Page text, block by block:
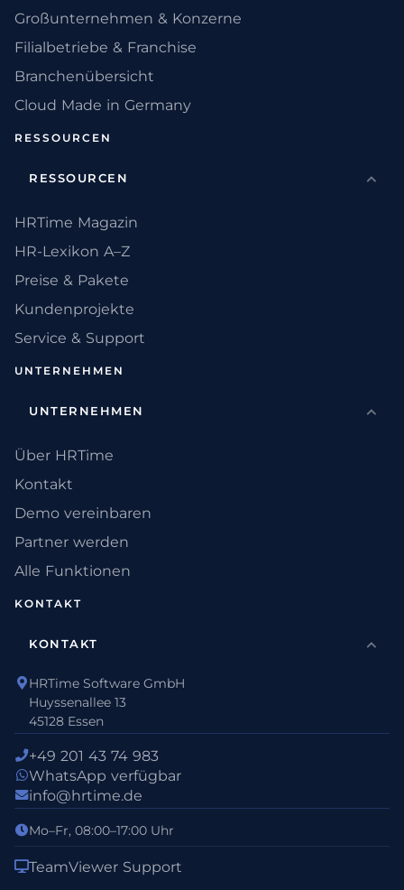
Großunternehmen & Konzerne
Filialbetriebe & Franchise
Branchenübersicht
Cloud Made in Germany
RESSOURCEN
RESSOURCEN
HRTime Magazin
HR-Lexikon A–Z
Preise & Pakete
Kundenprojekte
Service & Support
UNTERNEHMEN
UNTERNEHMEN
Über HRTime
Kontakt
Demo vereinbaren
Partner werden
Alle Funktionen
KONTAKT
KONTAKT
HRTime Software GmbH
Huyssenallee 13
45128 Essen
+49 201 43 74 983
WhatsApp verfügbar
info@hrtime.de
Mo–Fr, 08:00–17:00 Uhr
TeamViewer Support